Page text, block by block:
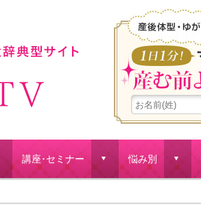
講座･セミナー d 悩み別 d